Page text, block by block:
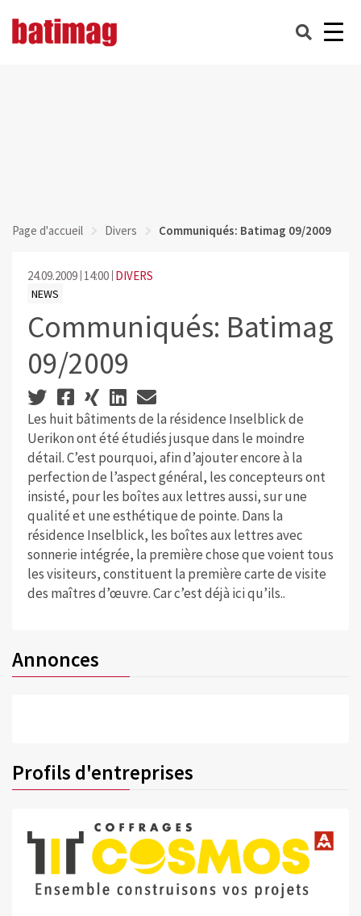
Page d'accueil Divers Communiqués: Batimag 09/2009
24.09.2009 14:00 DIVERS
NEWS
Communiqués: Batimag
09/2009
Les huit bâtiments de la résidence Inselblick de
Uerikon ont été étudiés jusque dans le moindre
détail. C’est pourquoi, afin d’ajouter encore à la
perfection de l’aspect général, les concepteurs ont
insisté, pour les boîtes aux lettres aussi, sur une
qualité et une esthétique de pointe. Dans la
résidence Inselblick, les boîtes aux lettres avec
sonnerie intégrée, la première chose que voient tous
les visiteurs, constituent la première carte de visite
des maîtres d’œuvre. Car c’est déjà ici qu’ils..
Annonces
Profils d'entreprises